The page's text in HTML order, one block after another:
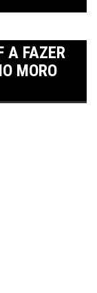
A FAZER
MORO